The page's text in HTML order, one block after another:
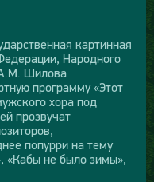
картинная
Народного
Шилова
программу «Этот
хора под
прозвучат
попурри на тему
«Кабы не было зимы»,